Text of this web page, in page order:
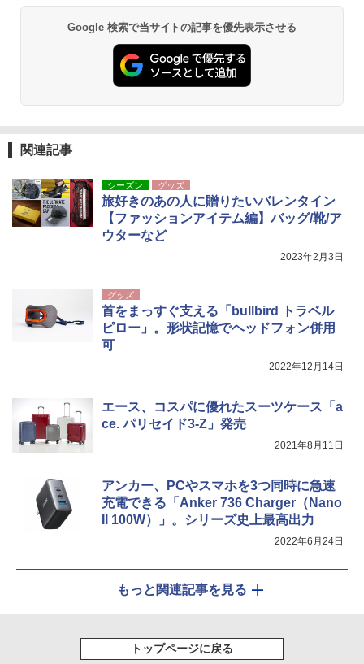
Google 検索で当サイトの記事を優先表示させる
関連記事
シーズン グッズ
旅好きのあの人に贈りたいバレンタイン
【ファッションアイテム編】バッグ/靴/ア
ウターなど
2023年2月3日
グッズ
首をまっすぐ支える「bullbird トラベル
ピロー」。形状記憶でヘッドフォン併用
可
2022年12月14日
エース、コスパに優れたスーツケース「a
ce. パリセイド3-Z」発売
2021年8月11日
アンカー、PCやスマホを3つ同時に急速
充電できる「Anker 736 Charger（Nano
II 100W）」。シリーズ史上最高出力
2022年6月24日
もっと関連記事を見る
トップページに戻る